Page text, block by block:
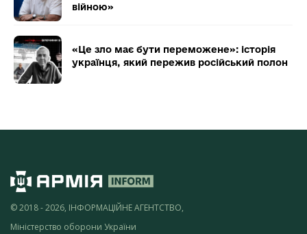
війною»
«Це зло має бути переможене»: історія
українця, який пережив російський полон
© 2018 - 2026, ІНФОРМАЦІЙНЕ АГЕНТСТВО,
Міністерство оборони України